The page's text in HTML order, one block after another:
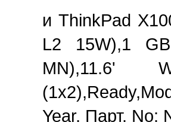
и ThinkPad
L2 15W),1
MN),11.6'
Year, Парт. No: